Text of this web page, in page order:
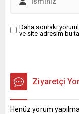
Daha sonraki
ve site adresim bu
Ziyaretçi
Henüz yorum